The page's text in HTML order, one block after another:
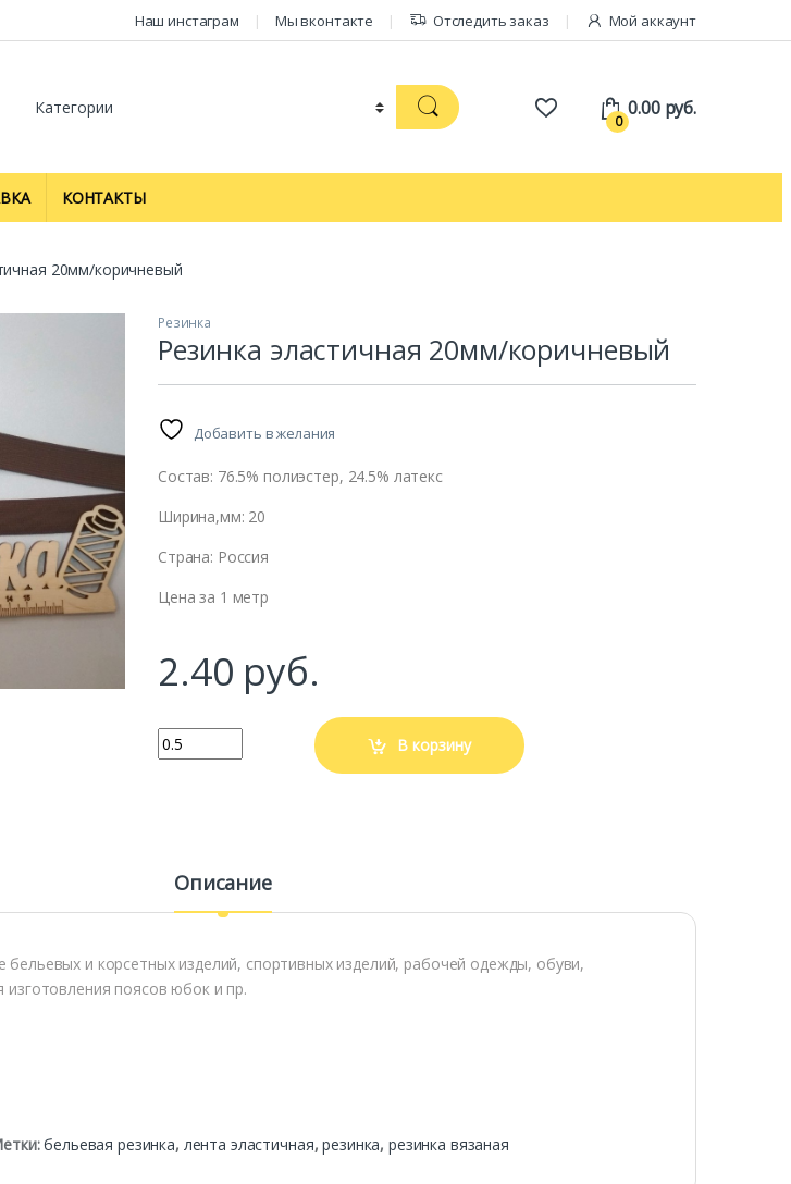
Наш инстаграм Мы вконтакте Отследить заказ Мой аккаунт
0
0.00 руб.
КОНТАКТЫ
20мм/коричневый
Резинка
Резинка эластичная 20мм/коричневый
Добавить в желания
Состав: 76.5% полиэстер, 24.5% латекс
Ширина,мм: 20
Страна: Россия
Цена за 1 метр
2.40 руб.
Количество В корзину
Описание
бельевых и корсетных изделий, спортивных изделий, рабочей одежды, обуви,
изготовления поясов юбок и пр.
бельевая резинка, лента эластичная,резинка,резинка вязаная